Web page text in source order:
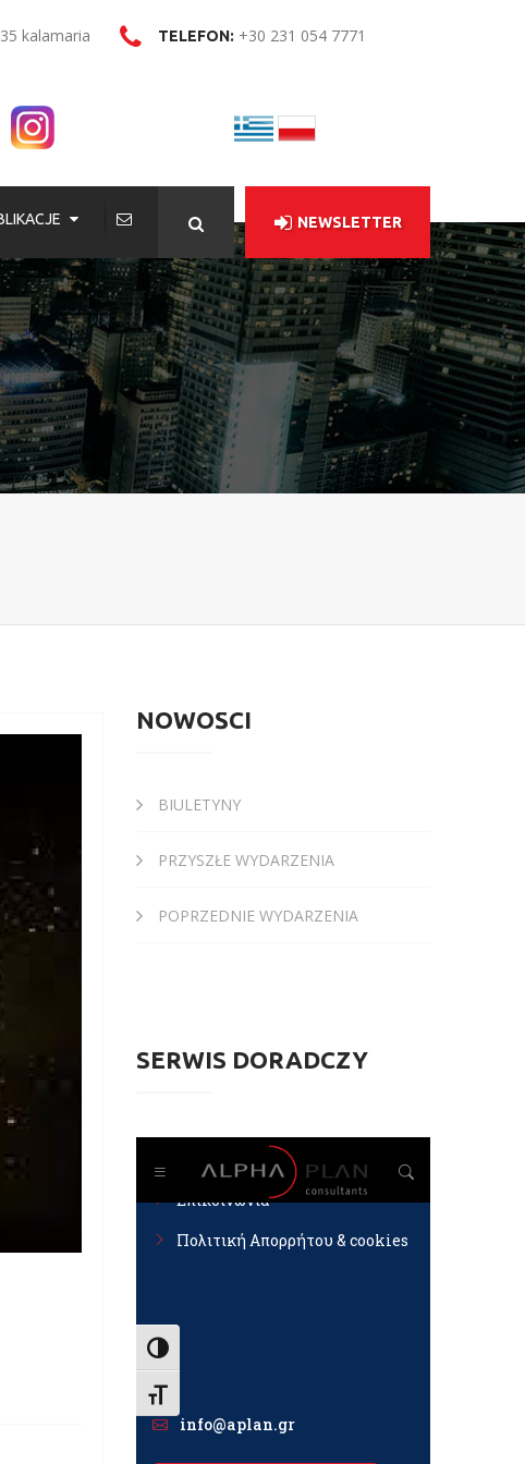
kalamaria
TELEFON: +30 231 054 7771
NEWSLETTER
NOWOŚCI
BIULETYNY
PRZYSZŁE WYDARZENIA
POPRZEDNIE WYDARZENIA
SERWIS DORADCZY